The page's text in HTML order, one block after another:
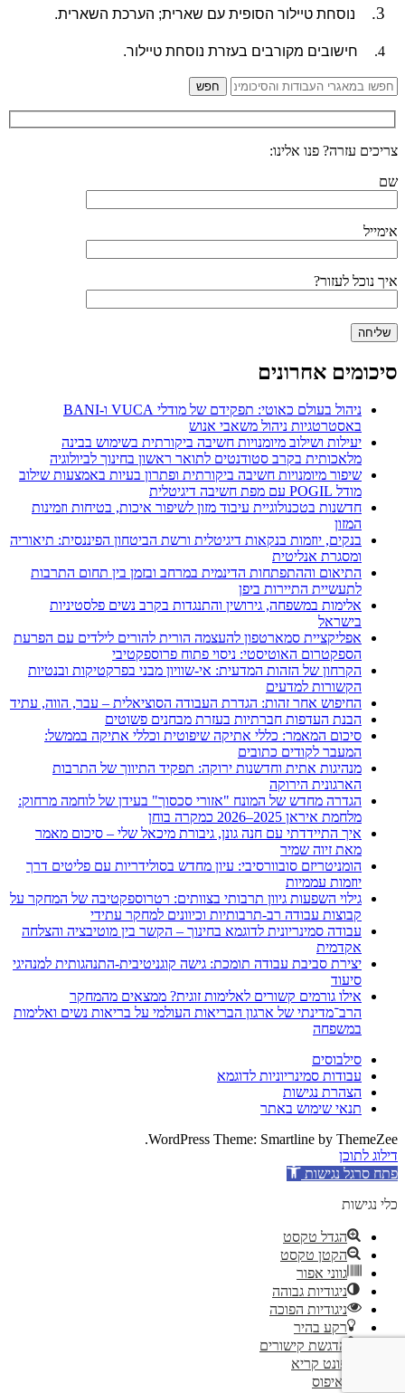
3. נוסחת טיילור הסופית עם שארית; הערכת השארית.
4. חישובים מקורבים בעזרת נוסחת טיילור.
צריכים עזרה? פנו אלינו:
שם
אימייל
איך נוכל לעזור?
סיכומים אחרונים
ניהול בעולם כאוטי: תפקידם של מודלי VUCA ו-BANI
באסטרטגיות ניהול משאבי אנוש
יעילות ושילוב מיומנויות חשיבה ביקורתית בשימוש בבינה
מלאכותית בקרב סטודנטים לתואר ראשון בחינוך לביולוגיה
שיפור מיומנויות חשיבה ביקורתית ופתרון בעיות באמצעות שילוב
מודל POGIL עם מפת חשיבה דיגיטלית
חדשנות בטכנולוגיית עיבוד מזון לשיפור איכות, בטיחות וזמינות
המזון
בנקים, יוזמות בנקאות דיגיטלית ורשת הביטחון הפיננסית: תיאוריה
ומסגרת אנליטית
התיאום וההתפתחות הדינמית במרחב ובזמן בין תחום התרבות
לתעשיית התיירות ביפן
אלימות במשפחה, גירושין והתנגדות בקרב נשים פלסטיניות
בישראל
אפליקציית סמארטפון להעצמה הורית להורים לילדים עם הפרעת
הספקטרום האוטיסטי: ניסוי פתוח פרוספקטיבי
הקרחון של הזהות המדעית: אי-שוויון מבני בפרקטיקות ובנטיות
הקשורות למדעים
החיפוש אחר זהות: הגדרת העבודה הסוציאלית – עבר, הווה, עתיד
הבנת העדפות חברתיות בעזרת מבחנים פשוטים
סיכום המאמר: כללי אתיקה שיפוטית וכללי אתיקה בממשל:
המעבר לקודים כתובים
מנהיגות אתית וחדשנות ירוקה: תפקיד התיווך של התרבות
הארגונית הירוקה
הגדרה מחדש של המונח "אזורי סכסוך" בעידן של לוחמה מרחוק:
מלחמת איראן 2025–2026 כמקרה בוחן
איך התיידדתי עם חנה גונן, גיבורת מיכאל שלי – סיכום מאמר
מאת זיוה שמיר
הומניטריזם סובוורסיבי: עיון מחדש בסולידריות עם פליטים דרך
יוזמות עממיות
גילוי השפעות גיוון תרבותי בצוותים: רטרוספקטיבה של המחקר על
קבוצות עבודה רב-תרבותיות וכיוונים למחקר עתידי
עבודה סמינריונית לדוגמא בחינוך – הקשר בין מוטיבציה והצלחה
אקדמית
יצירת סביבת עבודה תומכת: גישה קוגניטיבית-התנהגותית למנהיגי
סיעוד
אילו גורמים קשורים לאלימות זוגית? ממצאים מהמחקר
הרב־מדינתי של ארגון הבריאות העולמי על בריאות נשים ואלימות
במשפחה
סילבוסים
עבודות סמינריוניות לדוגמא
הצהרת נגישות
תנאי שימוש באתר
WordPress Theme: Smartline by ThemeZee.
דילוג לתוכן
פתח סרגל נגישות
כלי נגישות
הגדל טקסט
הקטן טקסט
גווני אפור
ניגודיות גבוהה
ניגודיות הפוכה
רקע בהיר
הדגשת קישורים
פונט קריא
איפוס